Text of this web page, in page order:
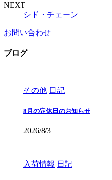
NEXT
シド・チェーン
お問い合わせ
ブログ
その他 日記
8月の定休日のお知らせ
2026/8/3
入荷情報 日記